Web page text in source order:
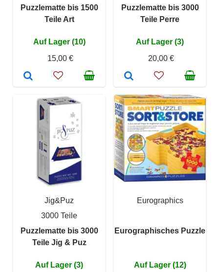
Puzzlematte bis 1500
Teile Art
Auf Lager (10)
15,00 €
Puzzlematte bis 3000
Teile Perre
Auf Lager (3)
20,00 €
Jig&Puz
3000 Teile
Puzzlematte bis 3000
Teile Jig & Puz
Auf Lager (3)
Eurographics
Eurographisches Puzzle
Auf Lager (12)